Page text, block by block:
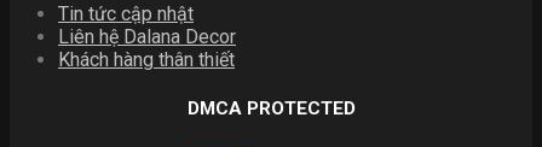
Tin tức cập nhật
Liên hệ Dalana Decor
Khách hàng thân thiết
DMCA PROTECTED